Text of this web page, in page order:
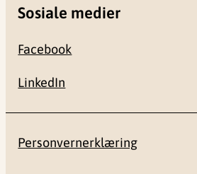
Sosiale medier
Facebook
LinkedIn
Personvernerklæring